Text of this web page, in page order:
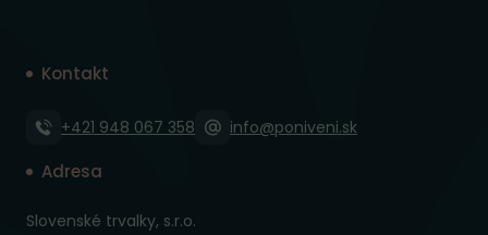
Kontakt
+421 948 067 358 info@poniveni.sk
Adresa
Slovenské trvalky, s.r.o.